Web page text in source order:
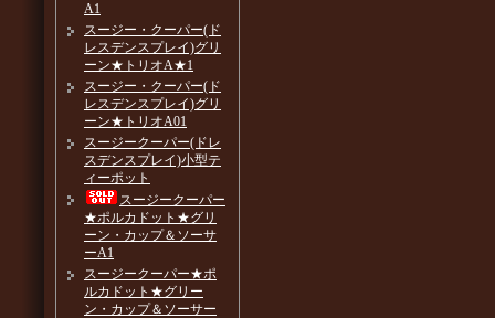
A1
スージー・クーパー(ド
レスデンスプレイ)グリ
ーン★トリオA★1
スージー・クーパー(ド
レスデンスプレイ)グリ
ーン★トリオA01
スージークーパー(ドレ
スデンスプレイ)小型テ
ィーポット
スージークーパー
★ポルカドット★グリ
ーン・カップ＆ソーサ
ーA1
スージークーパー★ポ
ルカドット★グリー
ン・カップ＆ソーサー